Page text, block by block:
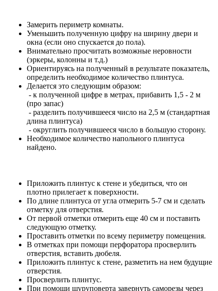
Замерить периметр комнаты.
Уменьшить полученную цифру на ширину двери и
окна (если оно спускается до пола).
Внимательно просчитать возможные неровности
(эркеры, колонны и т.д.)
Ориентируясь на полученный в результате показатель,
определить необходимое количество плинтуса.
Делается это следующим образом:
- к полученной цифре в метрах, прибавить 1,5 - 2 м
(про запас)
- разделить получившееся число на 2,5 м (стандартная
длина плинтуса)
- округлить получившееся число в большую сторону.
Необходимое количество напольного плинтуса
найдено.
Приложить плинтус к стене и убедиться, что он
плотно прилегает к поверхности.
По длине плинтуса от угла отмерить 5-7 см и сделать
отметку для отверстия.
От первой отметки отмерить еще 40 см и поставить
следующую отметку.
Проставить отметки по всему периметру помещения.
В отметках при помощи перфоратора просверлить
отверстия, вставить дюбеля.
Приложить плинтус к стене, разметить на нем будущие
отверстия.
Просверлить плинтус.
При помощи шуруповерта завернуть саморезы через